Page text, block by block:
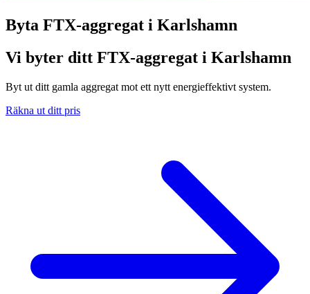
Byta FTX-aggregat i Karlshamn
Vi byter ditt FTX-aggregat i Karlshamn
Byt ut ditt gamla aggregat mot ett nytt energieffektivt system.
Räkna ut ditt pris